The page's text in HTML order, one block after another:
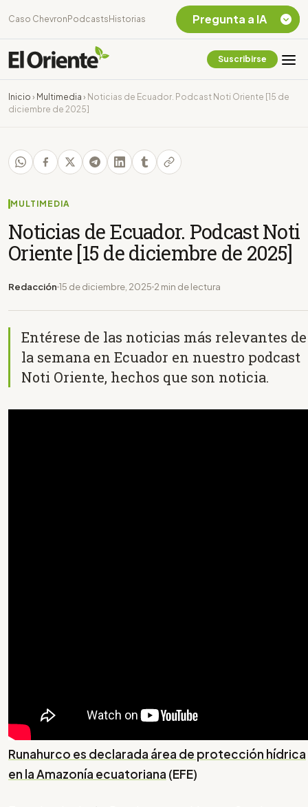
Caso Chevron Podcasts Historias
Suscribirse
Inicio › Multimedia › Noticias de Ecuador. Podcast Noti Oriente [15 de
diciembre de 2025]
MULTIMEDIA
Noticias de Ecuador. Podcast Noti
Oriente [15 de diciembre de 2025]
Redacción 15 de diciembre, 2025 2 min de lectura
Entérese de las noticias más relevantes de
la semana en Ecuador en nuestro podcast
Noti Oriente, hechos que son noticia.
Runahurco es declarada área de protección hídrica
en la Amazonía ecuatoriana (EFE)
Pregunta a IA
Chevron Ecuador